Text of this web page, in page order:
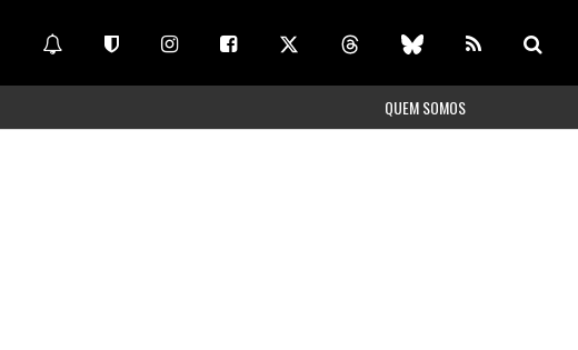
QUEM SOMOS